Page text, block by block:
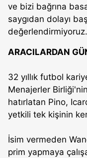
ve bizi bağrına
saygıdan dolayı
ARACILARDAN
32 yıllık futbol
Menajerler
hatırlatan Pino,
yetkili tek kişinin
İsim vermeden
prim yapmaya